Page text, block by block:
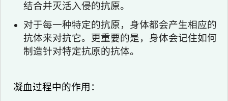
结合并灭活入侵的抗原。
对于每一种特定的抗原，身体都会产生相应的
抗体来对抗它。更重要的是，身体会记住如何
制造针对特定抗原的抗体。
凝血过程中的作用：